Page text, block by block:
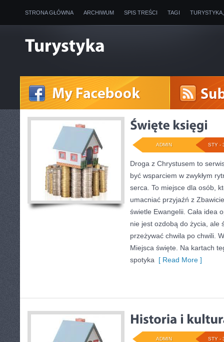
STRONA GŁÓWNA ARCHIWUM SPIS TREŚCI TAGI
STY -
ADMIN
Droga z Chrystusem to
być wsparciem w zwykłym
serca. To miejsce dla osób,
umacniać przyjaźń z
świetle Ewangelii. Cała idea
nie jest ozdobą do życia, ale
przeżywać chwila po chwili.
Miejsca święte. Na kartach
spotyka [ Read More ]
STY -
ADMIN